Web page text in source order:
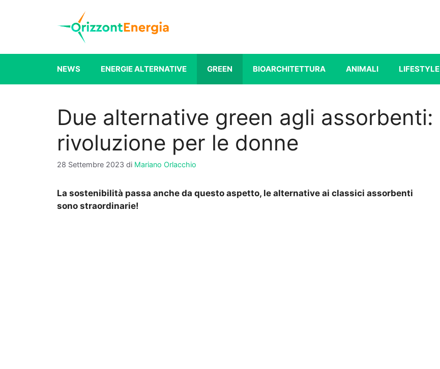
NEWS ENERGIE ALTERNATIVE GREEN BIOARCHITETTURA ANIMALI LIFESTYLE
Due alternative green agli assorbenti:
rivoluzione per le donne
28 Settembre 2023 di Mariano Orlacchio
La sostenibilità passa anche da questo aspetto, le alternative ai classici assorbenti
sono straordinarie!